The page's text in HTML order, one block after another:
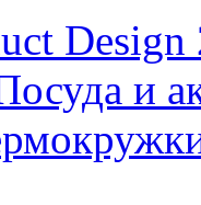
Design
и